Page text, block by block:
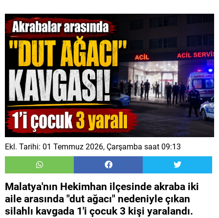
Ekl. Tarihi: 01 Temmuz 2026, Çarşamba saat 09:13
Malatya'nın Hekimhan ilçesinde akraba iki
aile arasında "dut ağacı" nedeniyle çıkan
silahlı kavgada 1'i çocuk 3 kişi yaralandı.